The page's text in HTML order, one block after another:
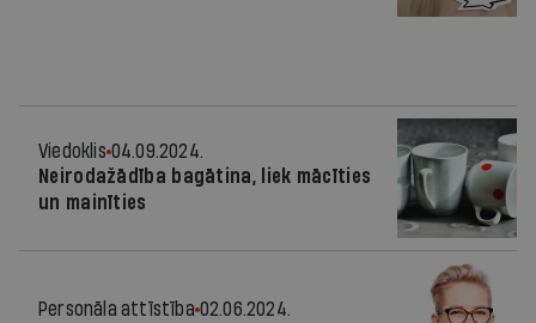
Viedoklis 04.09.2024.
Neirodažādība bagātina, liek mācīties
un mainīties
Personāla attīstība 02.06.2024.